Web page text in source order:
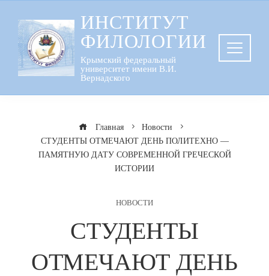
содержанию
ИНСТИТУТ
ФИЛОЛОГИИ
Крымский федеральный
университет имени В.И.
Вернадского
Главная
Новости
СТУДЕНТЫ ОТМЕЧАЮТ ДЕНЬ ПОЛИТЕХНО —
ПАМЯТНУЮ ДАТУ СОВРЕМЕННОЙ ГРЕЧЕСКОЙ
ИСТОРИИ
НОВОСТИ
СТУДЕНТЫ
ОТМЕЧАЮТ ДЕНЬ